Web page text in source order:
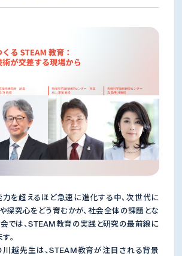
を超えるほど急速に進化する中、次世代に
探究心をどう育むかが、社会全体の課題とな
会では、STEAM教育の実践と研究の最前線に
。
越先生は、STEAM教育が注目される背景